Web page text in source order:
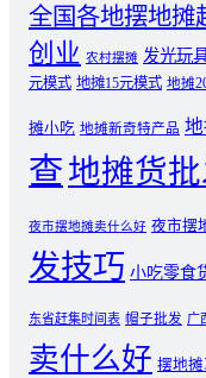
全国各地摆地摊
创业 农村摆摊 发光玩
元模式 地摊15元模式 地摊
摊小吃 地摊新奇特产品
查地摊货
夜市摆地摊卖什么好 夜市摆
发技巧 小吃零食
东省赶集时间表 帽子批发 广
卖什么好 摆地摊